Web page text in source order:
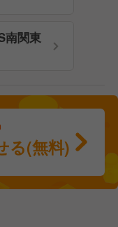
南関東
る(無料)